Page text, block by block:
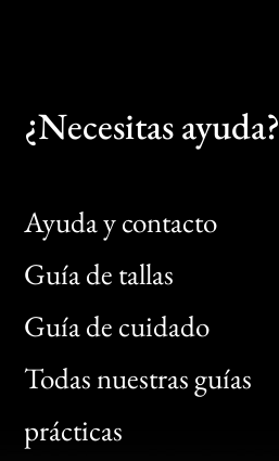
¿Necesitas ayuda?
Ayuda y contacto
Guía de tallas
Guía de cuidado
Todas nuestras guías
prácticas